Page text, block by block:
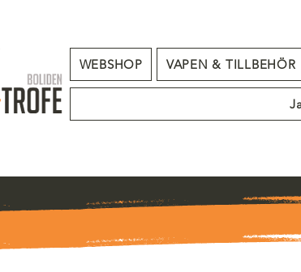
WEBSHOP VAPEN & TILLBEHÖR